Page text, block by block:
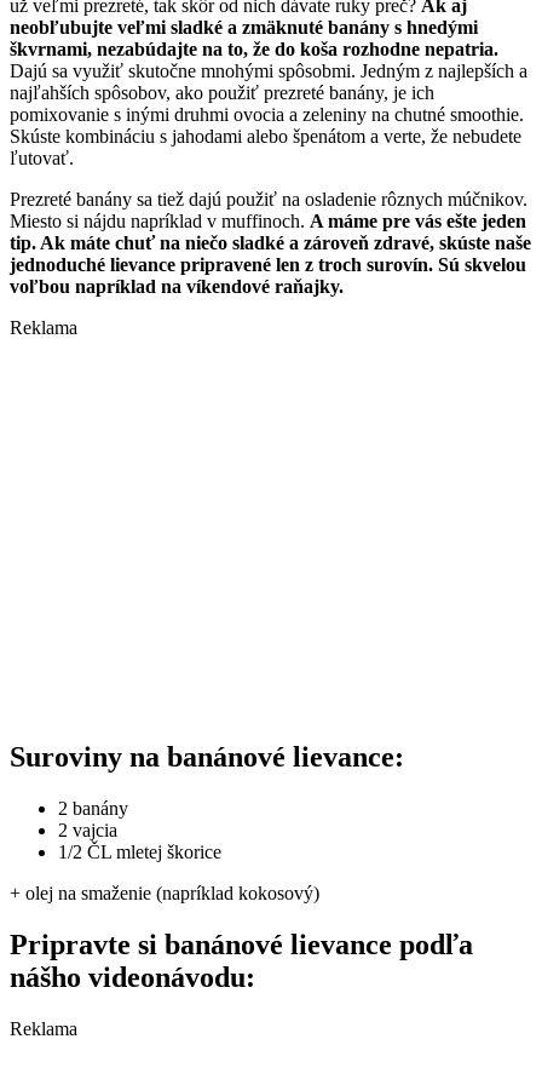
už veľmi prezreté, tak skôr od nich dávate ruky preč? Ak aj
neobľubujte veľmi sladké a zmäknuté banány s hnedými
škvrnami, nezabúdajte na to, že do koša rozhodne nepatria.
Dajú sa využiť skutočne mnohými spôsobmi. Jedným z najlepších a
najľahších spôsobov, ako použiť prezreté banány, je ich
pomixovanie s inými druhmi ovocia a zeleniny na chutné smoothie.
Skúste kombináciu s jahodami alebo špenátom a verte, že nebudete
ľutovať.
Prezreté banány sa tiež dajú použiť na osladenie rôznych múčnikov.
Miesto si nájdu napríklad v muffinoch. A máme pre vás ešte jeden
tip. Ak máte chuť na niečo sladké a zároveň zdravé, skúste naše
jednoduché lievance pripravené len z troch surovín. Sú skvelou
voľbou napríklad na víkendové raňajky.
Reklama
Suroviny na banánové lievance:
2 banány
2 vajcia
1/2 ČL mletej škorice
+ olej na smaženie (napríklad kokosový)
Pripravte si banánové lievance podľa
nášho videonávodu:
Reklama